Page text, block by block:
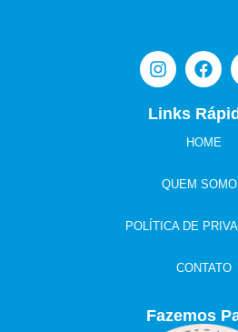
Links
HOME
QUEM
POLÍTICA DE
CONTATO
Fazemos